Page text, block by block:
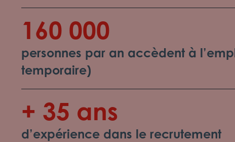
160 000
personnes par an accèdent à
temporaire)
+ 35 ans
d’expérience dans le recrutement